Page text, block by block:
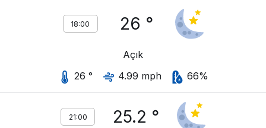
18:00 26 °
Açık
26 °
4.99 mph 66%
21:00 25.2 °